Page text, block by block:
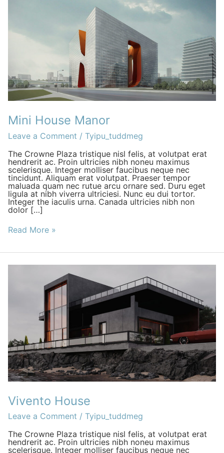
Mini House Manor
Leave a Comment / Tyipu_tuddmeg
The Crowne Plaza tristique nisl felis, at volutpat erat
hendrerit ac. Proin ultricies nibh noneu maximus
scelerisque. Integer molliser faucibus neque nec
tincidunt. Aliquam erat volutpat. Praeser tempor
maluada quam nec rutue arcu ornare sed. Duru eget
ligula at nibh viverra ultriciesi. Nunc eu dui tortor.
Integer the iaculis urna. Canada ultricies nibh non
dolor […]
Read More »
Vivento House
Leave a Comment / Tyipu_tuddmeg
The Crowne Plaza tristique nisl felis, at volutpat erat
hendrerit ac. Proin ultricies nibh noneu maximus
scelerisque. Integer molliser faucibus neque nec
Vivento